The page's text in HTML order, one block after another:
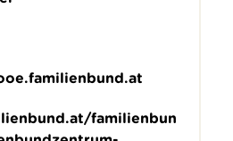
familienbun